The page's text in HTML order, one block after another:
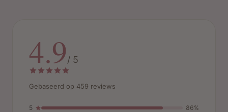
4.9/ 5
Gebaseerd op 459 reviews
5
86%